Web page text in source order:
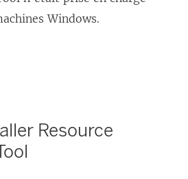
Windows.
Resource